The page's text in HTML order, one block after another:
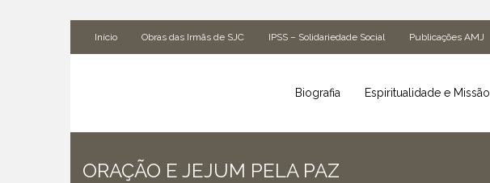
Início Obras das Irmãs de SJC IPSS – Solidariedade Social Publicações AMJ
Biografia Espiritualidade e Missão
ORAÇÃO E JEJUM PELA PAZ